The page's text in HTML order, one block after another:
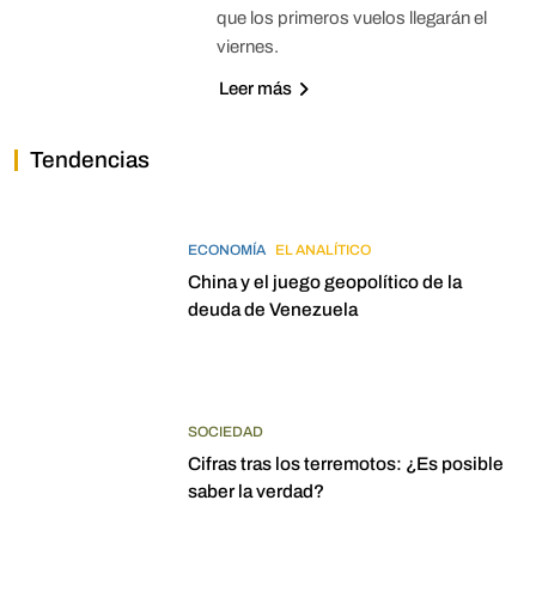
que los primeros vuelos llegarán el
viernes.
Leer más
Tendencias
ECONOMÍA EL ANALÍTICO
China y el juego geopolítico de la
deuda de Venezuela
SOCIEDAD
Cifras tras los terremotos: ¿Es posible
saber la verdad?